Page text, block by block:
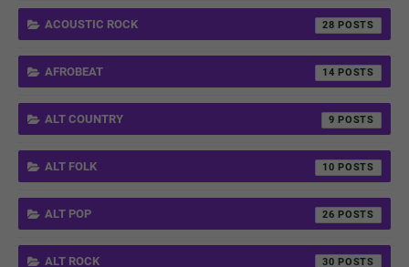
ACOUSTIC ROCK 28
AFROBEAT 14
ALT COUNTRY 9
ALT FOLK 10
ALT POP 26
ALT ROCK 30